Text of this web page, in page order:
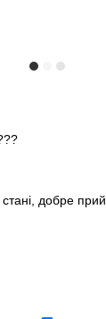
стані, добре